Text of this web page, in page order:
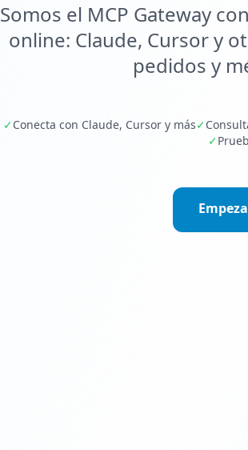
Somos el MCP Gateway
online: Claude, Cursor y
pedidos y
✓Conecta con Claude, Cursor y más✓
✓